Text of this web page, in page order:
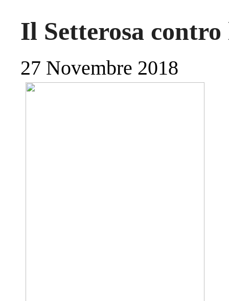
Il Setterosa
27 Novembre 2018